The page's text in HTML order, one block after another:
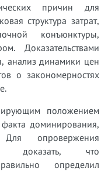
причин для
структура затрат,
конъюнктуры,
Доказательствами
анализ динамики цен
о закономерностях
положением
доминирования,
опровержения
доказать, что
определил